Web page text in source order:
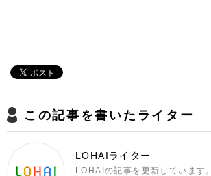
この記事を書いたライター
LOHAIライター
LOHAIの記事を更新しています。